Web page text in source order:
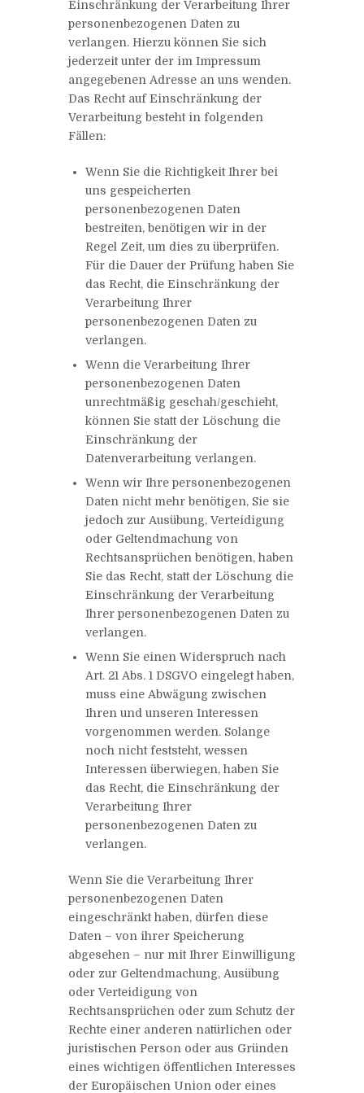
Einschränkung der Verarbeitung Ihrer
personenbezogenen Daten zu
verlangen. Hierzu können Sie sich
jederzeit unter der im Impressum
angegebenen Adresse an uns wenden.
Das Recht auf Einschränkung der
Verarbeitung besteht in folgenden
Fällen:
Wenn Sie die Richtigkeit Ihrer bei
uns gespeicherten
personenbezogenen Daten
bestreiten, benötigen wir in der
Regel Zeit, um dies zu überprüfen.
Für die Dauer der Prüfung haben Sie
das Recht, die Einschränkung der
Verarbeitung Ihrer
personenbezogenen Daten zu
verlangen.
Wenn die Verarbeitung Ihrer
personenbezogenen Daten
unrechtmäßig geschah/geschieht,
können Sie statt der Löschung die
Einschränkung der
Datenverarbeitung verlangen.
Wenn wir Ihre personenbezogenen
Daten nicht mehr benötigen, Sie sie
jedoch zur Ausübung, Verteidigung
oder Geltendmachung von
Rechtsansprüchen benötigen, haben
Sie das Recht, statt der Löschung die
Einschränkung der Verarbeitung
Ihrer personenbezogenen Daten zu
verlangen.
Wenn Sie einen Widerspruch nach
Art. 21 Abs. 1 DSGVO eingelegt haben,
muss eine Abwägung zwischen
Ihren und unseren Interessen
vorgenommen werden. Solange
noch nicht feststeht, wessen
Interessen überwiegen, haben Sie
das Recht, die Einschränkung der
Verarbeitung Ihrer
personenbezogenen Daten zu
verlangen.
Wenn Sie die Verarbeitung Ihrer
personenbezogenen Daten
eingeschränkt haben, dürfen diese
Daten – von ihrer Speicherung
abgesehen – nur mit Ihrer Einwilligung
oder zur Geltendmachung, Ausübung
oder Verteidigung von
Rechtsansprüchen oder zum Schutz der
Rechte einer anderen natürlichen oder
juristischen Person oder aus Gründen
eines wichtigen öffentlichen Interesses
der Europäischen Union oder eines